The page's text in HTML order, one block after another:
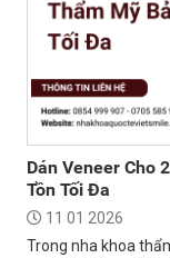
Dán Veneer Cho
Tồn Tối Đa
11 01 2026
Trong nha khoa